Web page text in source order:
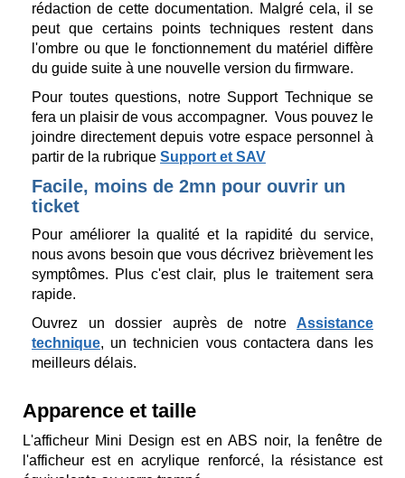
rédaction de cette documentation. Malgré cela, il se
peut que certains points techniques restent dans
l'ombre ou que le fonctionnement du matériel diffère
du guide suite à une nouvelle version du firmware.
Pour toutes questions, notre Support Technique se
fera un plaisir de vous accompagner. Vous pouvez le
joindre directement depuis votre espace personnel à
partir de la rubrique Support et SAV
Facile, moins de 2mn pour ouvrir un
ticket
Pour améliorer la qualité et la rapidité du service,
nous avons besoin que vous décrivez brièvement les
symptômes. Plus c'est clair, plus le traitement sera
rapide.
Ouvrez un dossier auprès de notre Assistance
technique, un technicien vous contactera dans les
meilleurs délais.
Apparence et taille
L'afficheur Mini Design est en ABS noir, la fenêtre de
l'afficheur est en acrylique renforcé, la résistance est